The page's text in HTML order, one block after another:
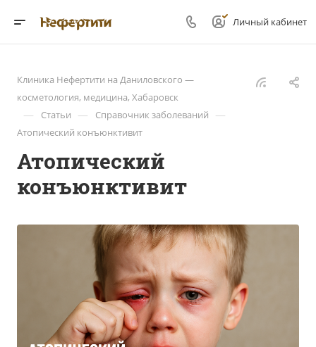
Личный кабинет
Клиника Нефертити на Даниловского —
косметология, медицина, Хабаровск
— Статьи — Справочник заболеваний —
Атопический конъюнктивит
Атопический
конъюнктивит